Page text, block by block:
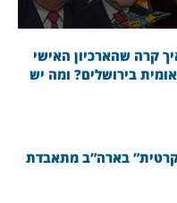
קרה שהארכיון האישי
בירושלים? ומה יש
בארה”ב מתאבדת